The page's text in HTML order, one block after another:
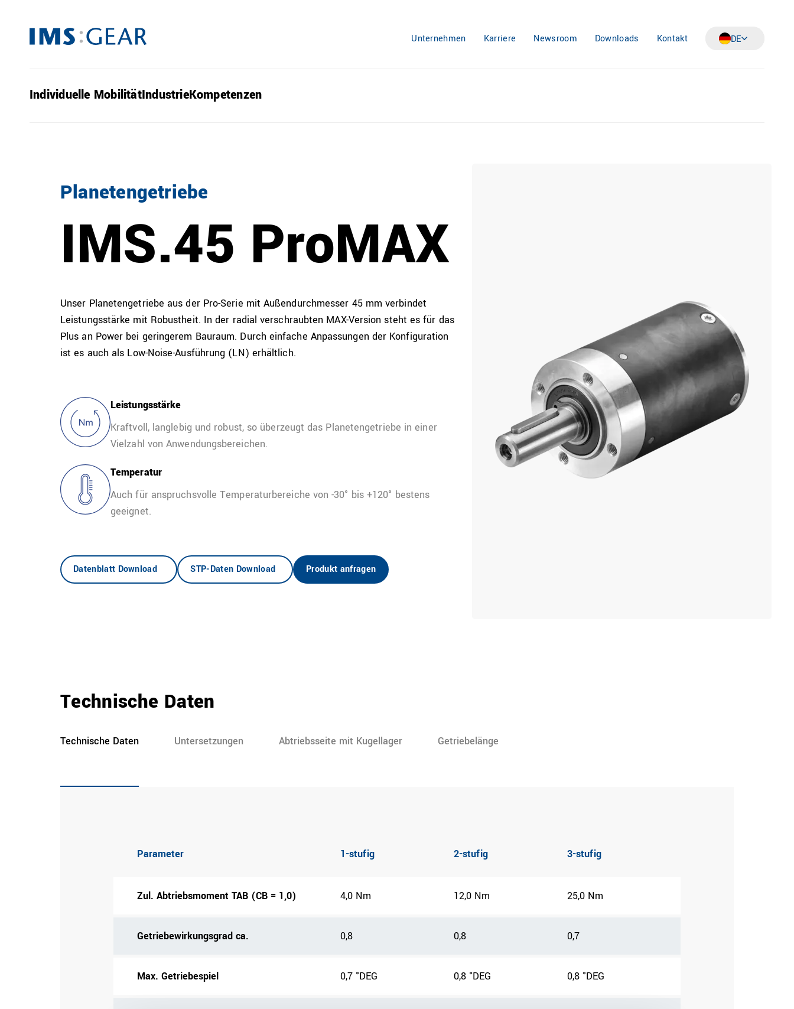
Unternehmen Karriere Newsroom Downloads Kontakt DE
Individuelle MobilitätIndustrieKompetenzen
Planetengetriebe
IMS.45 ProMAX
Unser Planetengetriebe aus der Pro-Serie mit Außendurchmesser 45 mm verbindet
Leistungsstärke mit Robustheit. In der radial verschraubten MAX-Version steht es für das
Plus an Power bei geringerem Bauraum. Durch einfache Anpassungen der Konfiguration
ist es auch als Low-Noise-Ausführung (LN) erhältlich.
Leistungsstärke
Kraftvoll, langlebig und robust, so überzeugt das Planetengetriebe in einer
Vielzahl von Anwendungsbereichen.
Temperatur
Auch für anspruchsvolle Temperaturbereiche von -30° bis +120° bestens
geeignet.
Datenblatt Download STP-Daten Download Produkt anfragen
Technische Daten
Technische Daten Untersetzungen Abtriebsseite mit Kugellager Getriebelänge
Parameter 1-stufig 2-stufig 3-stufig
Zul. Abtriebsmoment TAB (CB = 1,0) 4,0 Nm 12,0 Nm 25,0 Nm
Getriebewirkungsgrad ca. 0,8 0,8 0,7
Max. Getriebespiel 0,7 °DEG 0,8 °DEG 0,8 °DEG